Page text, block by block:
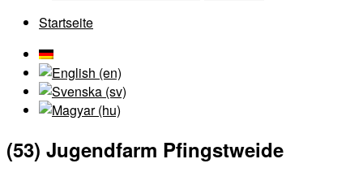
Startseite
(53) Jugendfarm Pfingstweide